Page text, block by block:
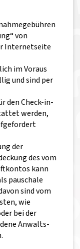
von
Internetseite
im Voraus
und sind per
den Check-in-
werden,
der
des vom
kann
pauschale
sind vom
wie
bei der
Anwalts-